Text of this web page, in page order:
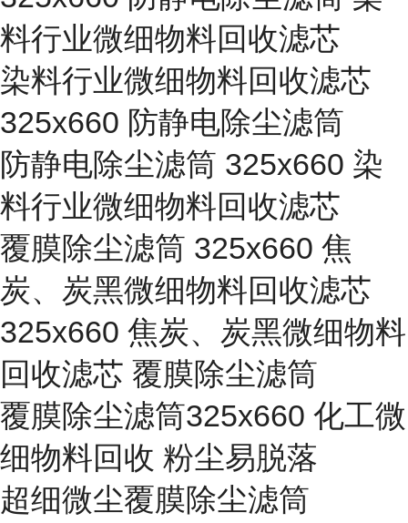
料行业微细物料回收滤芯
染料行业微细物料回收滤芯
325x660 防静电除尘滤筒
防静电除尘滤筒 325x660 染
料行业微细物料回收滤芯
覆膜除尘滤筒 325x660 焦
炭、炭黑微细物料回收滤芯
325x660 焦炭、炭黑微细物料
回收滤芯 覆膜除尘滤筒
覆膜除尘滤筒325x660 化工微
细物料回收 粉尘易脱落
超细微尘覆膜除尘滤筒